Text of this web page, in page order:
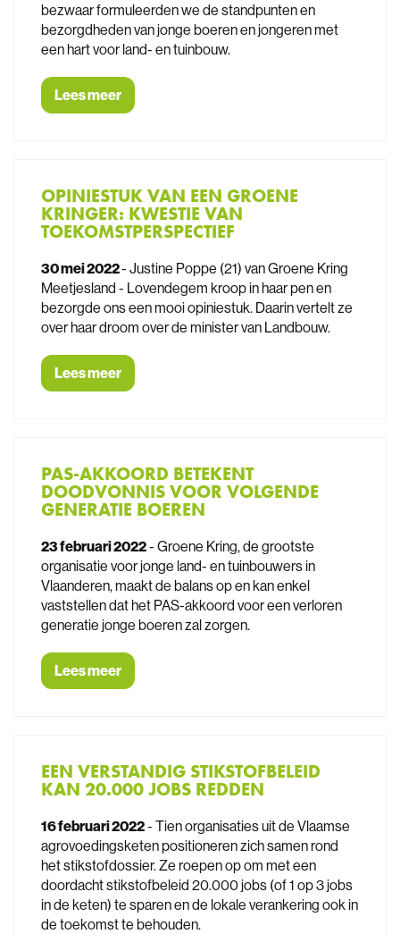
bezwaar formuleerden we de standpunten en
bezorgdheden van jonge boeren en jongeren met
een hart voor land- en tuinbouw.
Lees meer
OPINIESTUK VAN EEN GROENE
KRINGER: KWESTIE VAN
TOEKOMSTPERSPECTIEF
30 mei 2022- Justine Poppe (21) van Groene Kring
Meetjesland - Lovendegem kroop in haar pen en
bezorgde ons een mooi opiniestuk. Daarin vertelt ze
over haar droom over de minister van Landbouw.
Lees meer
PAS-AKKOORD BETEKENT
DOODVONNIS VOOR VOLGENDE
GENERATIE BOEREN
23 februari 2022- Groene Kring, de grootste
organisatie voor jonge land- en tuinbouwers in
Vlaanderen, maakt de balans op en kan enkel
vaststellen dat het PAS-akkoord voor een verloren
generatie jonge boeren zal zorgen.
Lees meer
EEN VERSTANDIG STIKSTOFBELEID
KAN 20.000 JOBS REDDEN
16 februari 2022- Tien organisaties uit de Vlaamse
agrovoedingsketen positioneren zich samen rond
het stikstofdossier. Ze roepen op om met een
doordacht stikstofbeleid 20.000 jobs (of 1 op 3 jobs
in de keten) te sparen en de lokale verankering ook in
de toekomst te behouden.